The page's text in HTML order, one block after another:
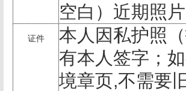
空白）近期照片
证件
本人因私护照
有本人签字；
境章页,不需要